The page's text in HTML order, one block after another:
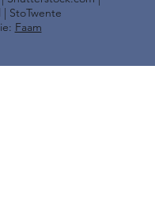
StoTwente
Faam